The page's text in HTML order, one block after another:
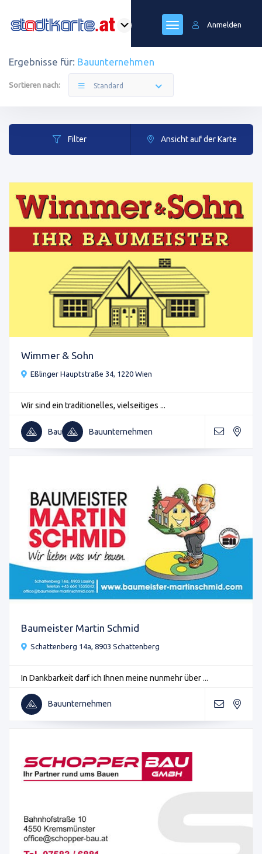
Anmelden
Ergebnisse für: Bauunternehmen
Sortieren nach: Standard
Filter Ansicht auf der Karte
Wimmer & Sohn
Eßlinger Hauptstraße 34, 1220 Wien
Wir sind ein traditionelles, vielseitiges ...
Bau Bauunternehmen
Baumeister Martin Schmid
Schattenberg 14a, 8903 Schattenberg
In Dankbarkeit darf ich Ihnen meine nunmehr über ...
Bauunternehmen